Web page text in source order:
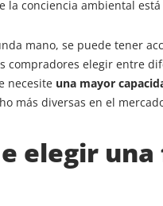
conciencia ambiental
mano, se puede tener
compradores elegir entre
necesite una mayor
más diversas en el
elegir